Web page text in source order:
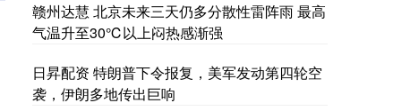
赣州达慧 北京未来三天仍多分散性雷阵雨 最高
气温升至30℃以上闷热感渐强
日昇配资 特朗普下令报复，美军发动第四轮空
袭，伊朗多地传出巨响